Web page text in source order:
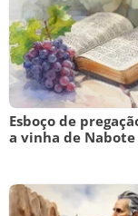
Esboço de
a vinha de Nabote